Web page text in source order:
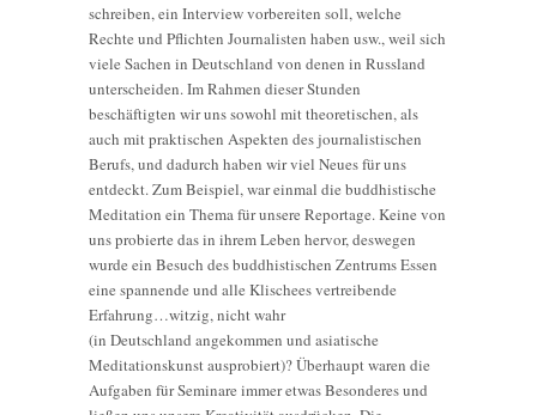
schreiben, ein Interview vorbereiten soll, welche
Rechte und Pflichten Journalisten haben usw., weil sich
viele Sachen in Deutschland von denen in Russland
unterscheiden. Im Rahmen dieser Stunden
beschäftigten wir uns sowohl mit theoretischen, als
auch mit praktischen Aspekten des journalistischen
Berufs, und dadurch haben wir viel Neues für uns
entdeckt. Zum Beispiel, war einmal die buddhistische
Meditation ein Thema für unsere Reportage. Keine von
uns probierte das in ihrem Leben hervor, deswegen
wurde ein Besuch des buddhistischen Zentrums Essen
eine spannende und alle Klischees vertreibende
Erfahrung…witzig, nicht wahr
(in Deutschland angekommen und asiatische
Meditationskunst ausprobiert)? Überhaupt waren die
Aufgaben für Seminare immer etwas Besonderes und